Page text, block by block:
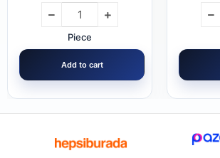
Piece
Add to cart